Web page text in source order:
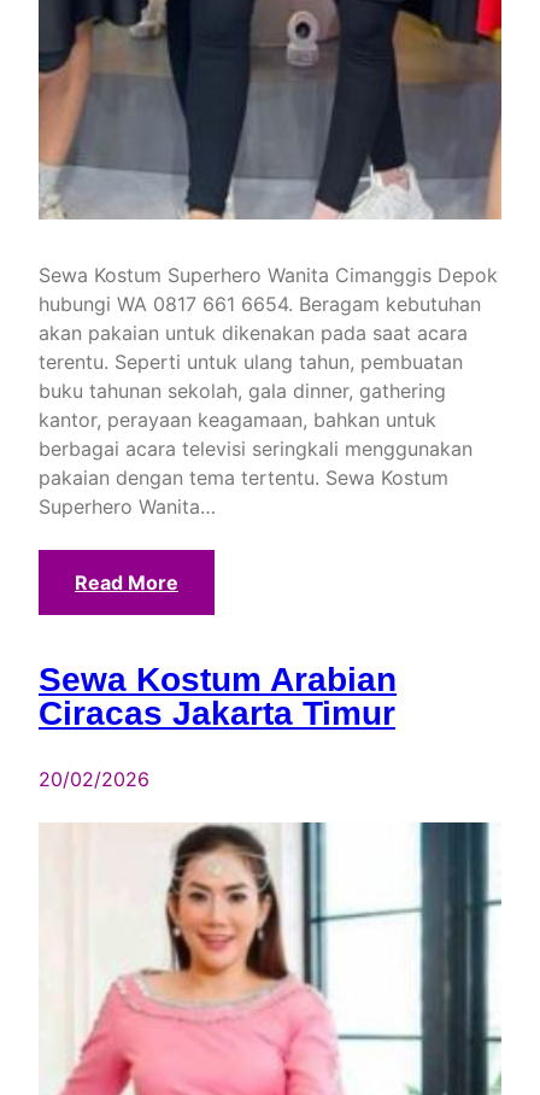
Sewa Kostum Superhero Wanita Cimanggis Depok
hubungi WA 0817 661 6654. Beragam kebutuhan
akan pakaian untuk dikenakan pada saat acara
terentu. Seperti untuk ulang tahun, pembuatan
buku tahunan sekolah, gala dinner, gathering
kantor, perayaan keagamaan, bahkan untuk
berbagai acara televisi seringkali menggunakan
pakaian dengan tema tertentu. Sewa Kostum
Superhero Wanita…
Read More
Sewa Kostum Arabian
Ciracas Jakarta Timur
20/02/2026